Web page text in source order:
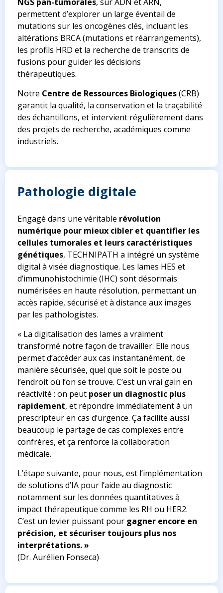
permettent d’explorer un large éventail de
mutations sur les oncogènes clés, incluant les
altérations BRCA (mutations et réarrangements),
les profils HRD et la recherche de transcrits de
fusions pour guider les décisions
thérapeutiques.
Notre Centre de Ressources Biologiques(CRB)
garantit la qualité, la conservation et la traçabilité
des échantillons, et intervient régulièrement dans
des projets de recherche, académiques comme
industriels.
Pathologie digitale
Engagé dans une véritable révolution
numérique pour mieux cibler et quantifier les
cellules tumorales et leurs caractéristiques
génétiques, TECHNIPATH a intégré un système
digital à visée diagnostique. Les lames HES et
d’immunohistochimie (IHC) sont désormais
numérisées en haute résolution, permettant un
accès rapide, sécurisé et à distance aux images
par les pathologistes.
« La digitalisation des lames a vraiment
transformé notre façon de travailler. Elle nous
permet d’accéder aux cas instantanément, de
manière sécurisée, quel que soit le poste ou
l’endroit où l’on se trouve. C’est un vrai gain en
réactivité : on peut poser un diagnostic plus
rapidement, et répondre immédiatement à un
prescripteur en cas d’urgence. Ça facilite aussi
beaucoup le partage de cas complexes entre
confrères, et ça renforce la collaboration
médicale.
L’étape suivante, pour nous, est l’implémentation
de solutions d’IA pour l’aide au diagnostic
notamment sur les données quantitatives à
impact thérapeutique comme les RH ou HER2.
C’est un levier puissant pour gagner encore en
précision, et sécuriser toujours plus nos
interprétations.»
(Dr. Aurélien Fonseca)